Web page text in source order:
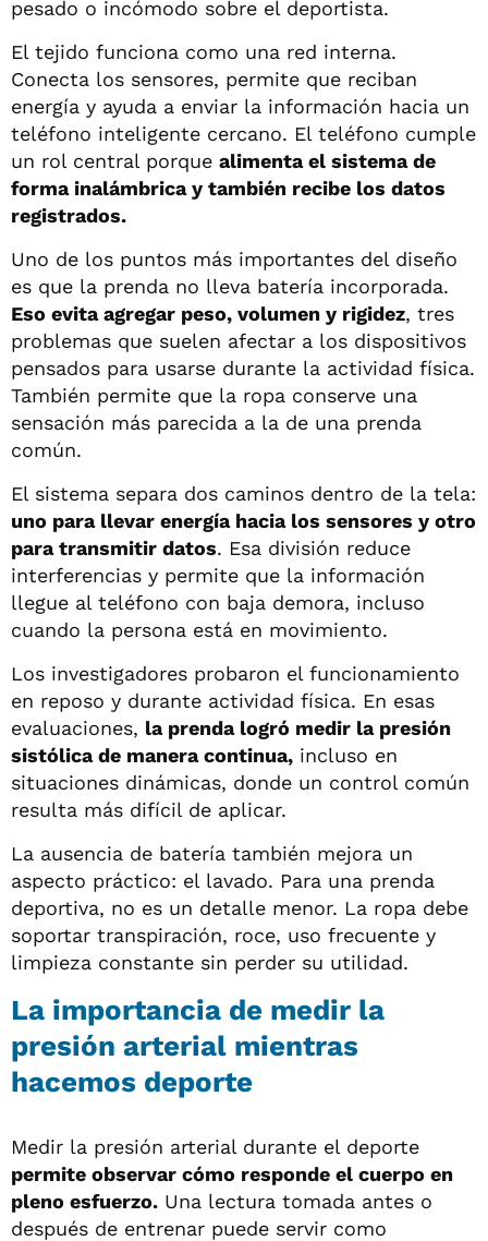
pesado o incómodo sobre el deportista.
El tejido funciona como una red interna.
Conecta los sensores, permite que reciban
energía y ayuda a enviar la información hacia un
teléfono inteligente cercano. El teléfono cumple
un rol central porque alimenta el sistema de
forma inalámbrica y también recibe los datos
registrados.
Uno de los puntos más importantes del diseño
es que la prenda no lleva batería incorporada.
Eso evita agregar peso, volumen y rigidez, tres
problemas que suelen afectar a los dispositivos
pensados para usarse durante la actividad física.
También permite que la ropa conserve una
sensación más parecida a la de una prenda
común.
El sistema separa dos caminos dentro de la tela:
uno para llevar energía hacia los sensores y otro
para transmitir datos. Esa división reduce
interferencias y permite que la información
llegue al teléfono con baja demora, incluso
cuando la persona está en movimiento.
Los investigadores probaron el funcionamiento
en reposo y durante actividad física. En esas
evaluaciones, la prenda logró medir la presión
sistólica de manera continua, incluso en
situaciones dinámicas, donde un control común
resulta más difícil de aplicar.
La ausencia de batería también mejora un
aspecto práctico: el lavado. Para una prenda
deportiva, no es un detalle menor. La ropa debe
soportar transpiración, roce, uso frecuente y
limpieza constante sin perder su utilidad.
La importancia de medir la
presión arterial mientras
hacemos deporte
Medir la presión arterial durante el deporte
permite observar cómo responde el cuerpo en
pleno esfuerzo. Una lectura tomada antes o
después de entrenar puede servir como